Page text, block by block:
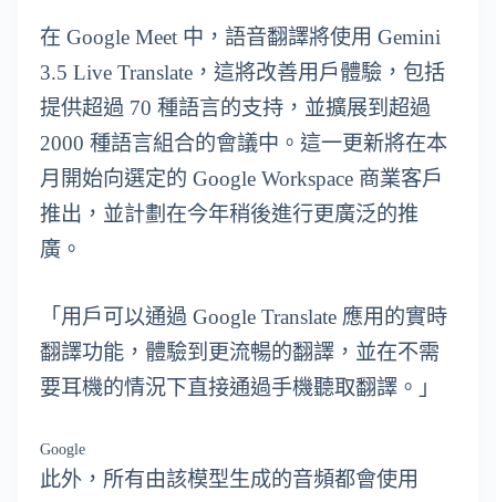
在 Google Meet 中，語音翻譯將使用 Gemini
3.5 Live Translate，這將改善用戶體驗，包括
提供超過 70 種語言的支持，並擴展到超過
2000 種語言組合的會議中。這一更新將在本
月開始向選定的 Google Workspace 商業客戶
推出，並計劃在今年稍後進行更廣泛的推
廣。
「用戶可以通過 Google Translate 應用的實時
翻譯功能，體驗到更流暢的翻譯，並在不需
要耳機的情況下直接通過手機聽取翻譯。」
Google
此外，所有由該模型生成的音頻都會使用